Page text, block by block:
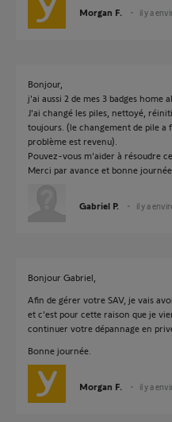
Morgan F. il y a
Bonjour,
j'ai aussi 2 de mes 3 badges home
J'ai changé les piles, nettoyé,
toujours. (le changement de pile
problème est revenu).
Pouvez-vous m'aider à résoudre
Merci par avance et bonne journée.
Gabriel P. il y a
Bonjour Gabriel,
Afin de gérer votre SAV, je vais
et c'est pour cette raison que je
continuer votre dépannage en
Bonne journée.
Morgan F. il y a